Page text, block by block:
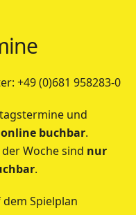
+49 (0)681 958283-0
und
online buchbar.
Woche sind nur
.
Spielplan